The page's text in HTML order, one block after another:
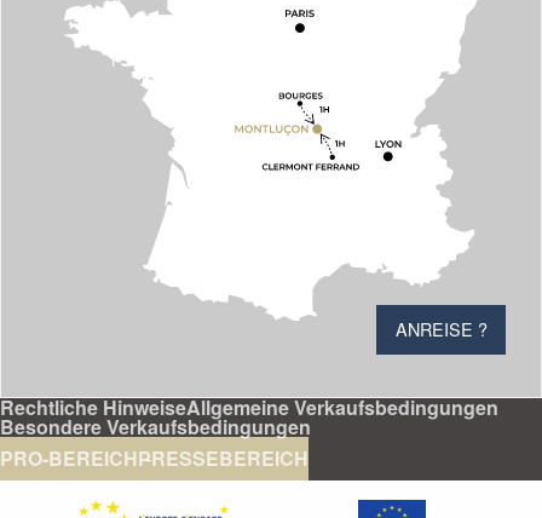
ANREISE ?
Rechtliche HinweiseAllgemeine Verkaufsbedingungen
Besondere Verkaufsbedingungen
PRO-BEREICHPRESSEBEREICH